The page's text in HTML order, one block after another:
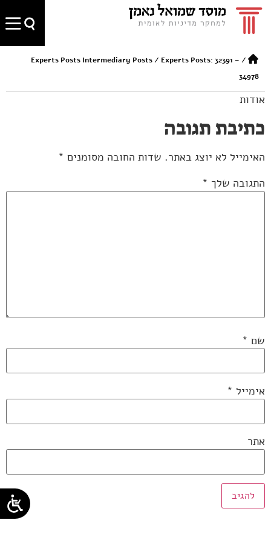
/
Experts Posts Intermediary Posts/ Experts Posts: 32391 –
34978
אודות
כתיבת תגובה
האימייל לא יוצג באתר. שדות החובה מסומנים *
התגובה שלך *
שם *
אימייל *
אתר